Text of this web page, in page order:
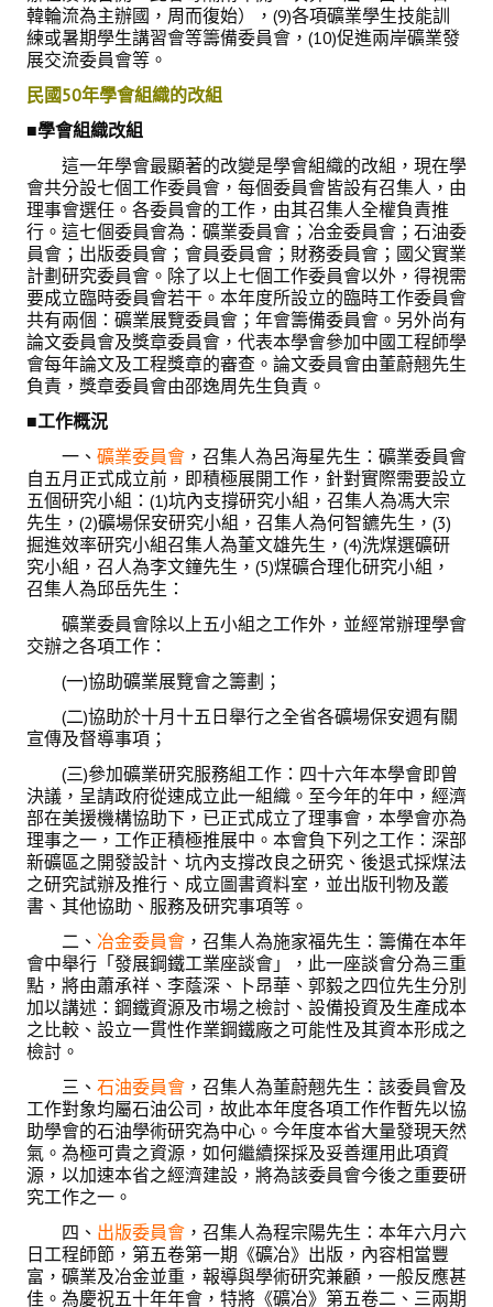
鑛冶期刊 (需登入會員)
鑛冶期刊徵稿
年會手冊
專題討論會論文集
鑽禧紀念冊
礦冶工程名詞與礦冶辭典
學會電子報
活動專區
歷年年會
年會活動
國際交流活動
兩岸交流活動
活動照片
活動影片
相關連結
聯絡我們
會員申請
會員登入
韓輪流為主辦國，周而復始），(9)各項礦業學生技能訓
練或暑期學生講習會等籌備委員會，(10)促進兩岸礦業發
展交流委員會等。
民國50年學會組織的改組
■學會組織改組
這一年學會最顯著的改變是學會組織的改組，現在學
會共分設七個工作委員會，每個委員會皆設有召集人，由
理事會選任。各委員會的工作，由其召集人全權負責推
行。這七個委員會為：礦業委員會；冶金委員會；石油委
員會；出版委員會；會員委員會；財務委員會；國父實業
計劃研究委員會。除了以上七個工作委員會以外，得視需
要成立臨時委員會若干。本年度所設立的臨時工作委員會
共有兩個：礦業展覽委員會；年會籌備委員會。另外尚有
論文委員會及獎章委員會，代表本學會參加中國工程師學
會每年論文及工程獎章的審查。論文委員會由董蔚翹先生
負責，獎章委員會由邵逸周先生負責。
■工作概況
一、 礦業委員會 ，召集人為呂海星先生：礦業委員會
自五月正式成立前，即積極展開工作，針對實際需要設立
五個研究小組：(1)坑內支撐研究小組，召集人為馮大宗
先生，(2)礦場保安研究小組，召集人為何智鑣先生，(3)
掘進效率研究小組召集人為董文雄先生，(4)洗煤選礦研
究小組，召人為李文鐘先生，(5)煤礦合理化研究小組，
召集人為邱岳先生：
礦業委員會除以上五小組之工作外，並經常辦理學會
交辦之各項工作：
(一)協助礦業展覽會之籌劃；
(二)協助於十月十五日舉行之全省各礦場保安週有關
宣傳及督導事項；
(三)參加礦業研究服務組工作：四十六年本學會即曾
決議，呈請政府從速成立此一組織。至今年的年中，經濟
部在美援機構協助下，已正式成立了理事會，本學會亦為
理事之一，工作正積極推展中。本會負下列之工作：深部
新礦區之開發設計、坑內支撐改良之研究、後退式採煤法
之研究試辦及推行、成立圖書資料室，並出版刊物及叢
書、其他協助、服務及研究事項等。
二、 冶金委員會 ，召集人為施家福先生：籌備在本年
會中舉行「發展鋼鐵工業座談會」，此一座談會分為三重
點，將由蕭承祥、李蔭深、卜昂華、郭毅之四位先生分別
加以講述：鋼鐵資源及市場之檢討、設備投資及生產成本
之比較、設立一貫性作業鋼鐵廠之可能性及其資本形成之
檢討。
三、 石油委員會 ，召集人為董蔚翹先生：該委員會及
工作對象均屬石油公司，故此本年度各項工作作暫先以協
助學會的石油學術研究為中心。今年度本省大量發現天然
氣。為極可貴之資源，如何繼續探採及妥善運用此項資
源，以加速本省之經濟建設，將為該委員會今後之重要研
究工作之一。
四、 出版委員會 ，召集人為程宗陽先生：本年六月六
日工程師節，第五卷第一期《礦冶》出版，內容相當豐
富，礦業及冶金並重，報導與學術研究兼顧，一般反應甚
佳。為慶祝五十年年會，特將《礦冶》第五卷二、三兩期